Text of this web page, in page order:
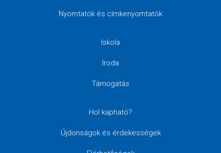
Nyomtatók és címkenyomtatók
Iskola
Iroda
Támogatás
Hol kapható?
Újdonságok és érdekességek